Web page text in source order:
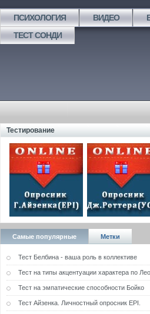
ПСИХОЛОГИЯ ВИДЕО
ТЕСТ СОНДИ
Тестирование
Самые популярные Метки
Тест Белбина - ваша роль в коллективе
Тест на типы акцентуации характера по
Тест на эмпатические способности Бойко
Тест Айзенка. Личностный опросник EPI.